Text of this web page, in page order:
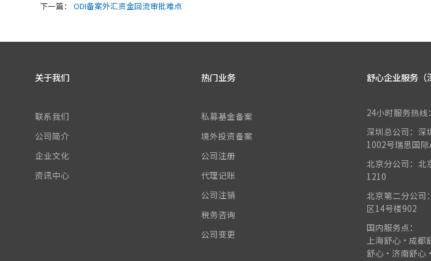
下一篇：
ODI备案外汇资金回流审批难点
关于我们
联系我们
公司简介
企业文化
资讯中心
热门业务
私募基金备案
境外投资备案
公司注册
代理记账
公司注销
税务咨询
公司变更
舒心企业服务（
24小时服务热
深圳总公司：深
1002号瑞思国
北京分公司：北
1210
北京第二分公司
区14号楼902
国内服务点：
上海舒心•成都
舒心•济南舒心